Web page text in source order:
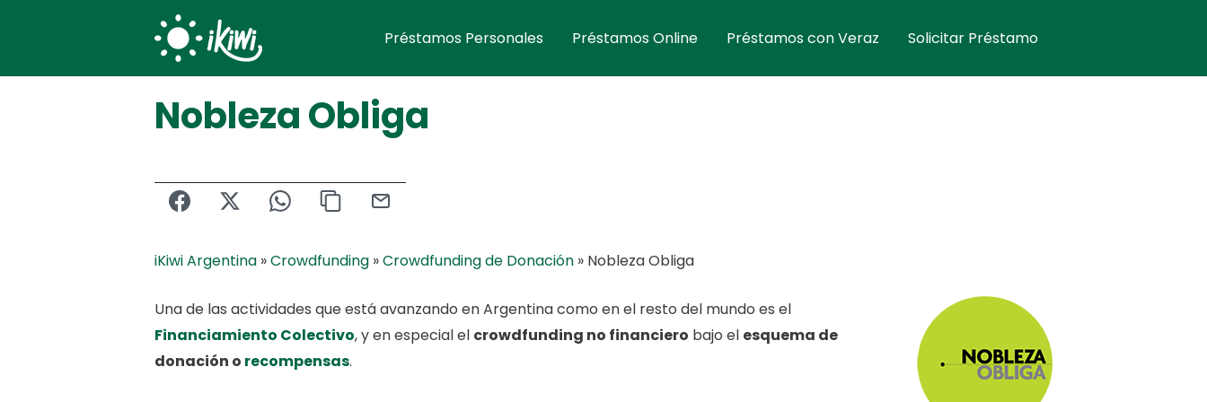
Préstamos Personales Préstamos Online Préstamos con Veraz Solicitar Préstamo
Nobleza Obliga
iKiwi Argentina »Crowdfunding »Crowdfunding de Donación » Nobleza Obliga
Una de las actividades que está avanzando en Argentina como en el resto del mundo es el
Financiamiento Colectivo, y en especial el crowdfunding no financiero bajo el esquema de
donación o recompensas.